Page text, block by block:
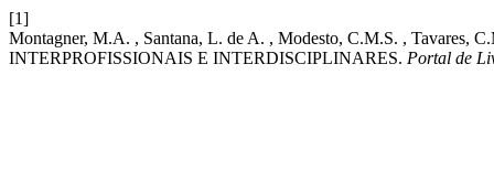
[1]
Montagner, M.A. , Santana, L. de A. , Modesto, C.M.S. , Tavares,
INTERPROFISSIONAIS E INTERDISCIPLINARES. Portal de